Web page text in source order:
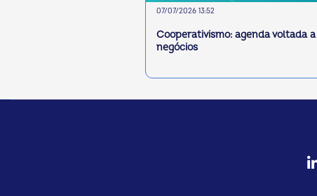
07/07/2026 13:52
Cooperativismo: agenda voltada a
negócios